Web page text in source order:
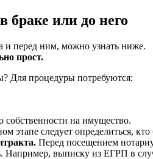
браке или до него
и перед ним, можно узнать ниже.
прост.
Для процедуры потребуются:
на имущество.
этапе следует определиться,
Перед посещением
Например, выписку из ЕГРП в